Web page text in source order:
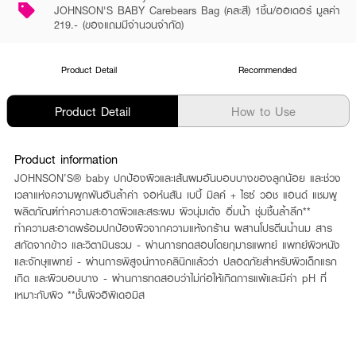
JOHNSON'S BABY Carebears Bag (คละสี) 1ชิ้น/ออเดอร์ มูลค่า
219.- (ของแถมมีจำนวนจำกัด)
Product Detail Recommended
Product Detail How to Use
Product information
JOHNSON’S® baby ปกป้องผิวและเส้นผมอันบอบบางของลูกน้อย และช่วง
เวลาแห่งความผูกพันอันล้ำค่า จอห์นสัน เบบี้ มิลค์ + ไรซ์ วอช แอนด์ แชมพู
ผลิตภัณฑ์ทำความสะอาดผิวและสระผม ผิวนุ่มเด้ง อิ่มน้ำ ชุ่มชื้นล้ำลึก**
ทำความสะอาดพร้อมปกป้องผิวจากความแห้งกร้าน ผสานโปรตีนน้ำนม สาร
สกัดจากข้าว และวิตามินรวม - ผ่านการทดสอบโดยกุมารแพทย์ แพทย์ผิวหนัง
และจักษุแพทย์ - ผ่านการพิสูจน์ทางคลินิกแล้วว่า ปลอดภัยสำหรับผิวเด็กแรก
เกิด และผิวบอบบาง - ผ่านการทดสอบว่าไม่ก่อให้เกิดการแพ้และมีค่า pH ที่
เหมาะกับผิว **ชั้นผิวอิพิเดอมิส